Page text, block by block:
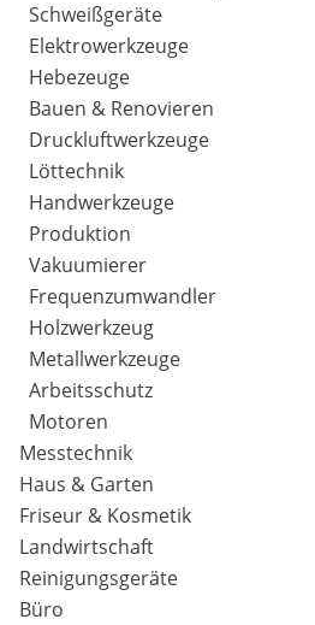
Schweißgeräte
Elektrowerkzeuge
Hebezeuge
Bauen & Renovieren
Druckluftwerkzeuge
Löttechnik
Handwerkzeuge
Produktion
Vakuumierer
Frequenzumwandler
Holzwerkzeug
Metallwerkzeuge
Arbeitsschutz
Motoren
Messtechnik
Haus & Garten
Friseur & Kosmetik
Landwirtschaft
Reinigungsgeräte
Büro